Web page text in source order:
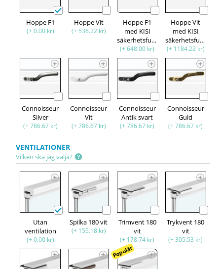
Hoppe F1
(+ 0.00 kr)
Hoppe Vit
(+ 536.22 kr)
Hoppe F1
med KISI
säkerhetsfunktion
(+ 648.00 kr)
Hoppe Vit
med KISI
säkerhetsfunktion
(+ 1184.22 kr)
Connoisseur
Silver
(+ 786.67 kr)
Connoisseur
Vit
(+ 786.67 kr)
Connoisseur
Antik svart
(+ 786.67 kr)
Connoisseur
Guld
(+ 786.67 kr)
VENTILATIONER
Vilken ska jag välja?
Utan
ventilation
(+ 0.00 kr)
Spilka 180 vit
(+ 155.18 kr)
Trimvent 180
vit
(+ 178.74 kr)
Trykvent 180
vit
(+ 305.53 kr)
Populär